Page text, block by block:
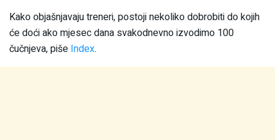
Kako objašnjavaju treneri, postoji nekoliko dobrobiti do kojih
će doći ako mjesec dana svakodnevno izvodimo 100
čučnjeva, piše Index.